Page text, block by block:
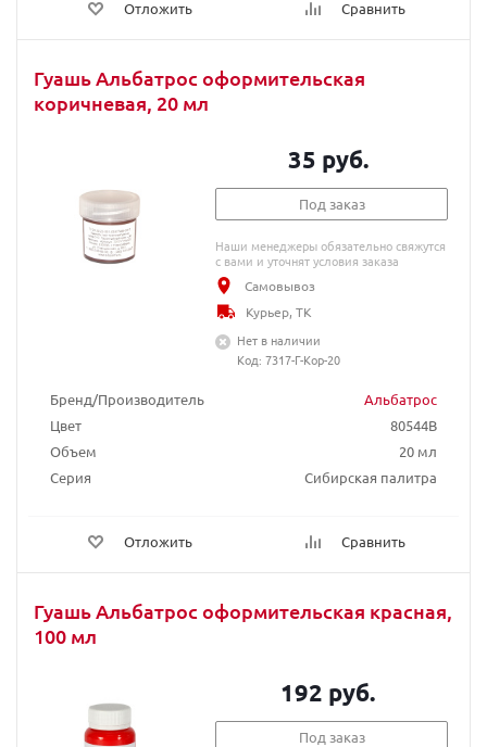
Отложить Сравнить
Гуашь Альбатрос оформительская
коричневая, 20 мл
Бренд/Производитель
Альбатрос
Цвет
80544B
Объем
20 мл
Серия
Сибирская палитра
Отложить Сравнить
35 руб.
Под заказ
Наши менеджеры обязательно свяжутся
с вами и уточнят условия заказа
Самовывоз
Курьер, ТК
Нет в наличии
Код: 7317-Г-Кор-20
Гуашь Альбатрос оформительская красная,
100 мл
192 руб.
Под заказ